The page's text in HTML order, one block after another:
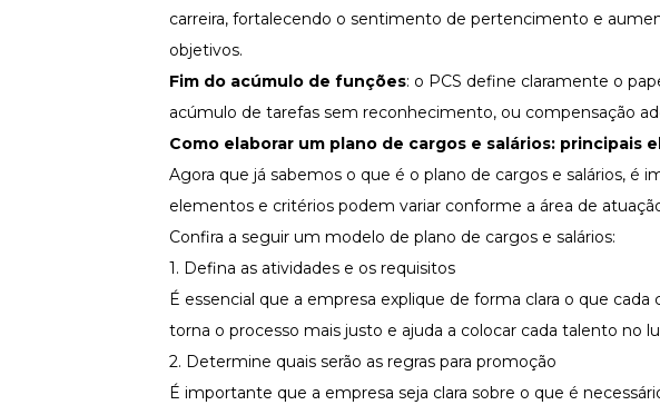
carreira, fortalecendo o sentimento de pertencimento e
objetivos.
Fim do acúmulo de funções: o PCS define claramente o
acúmulo de tarefas sem reconhecimento, ou compensação
Como elaborar um plano de cargos e salários: principais
Agora que já sabemos o que é o plano de cargos e salários, é
elementos e critérios podem variar conforme a área de
Confira a seguir um modelo de plano de cargos e salários:
1. Defina as atividades e os requisitos
É essencial que a empresa explique de forma clara o que
torna o processo mais justo e ajuda a colocar cada talento no
2. Determine quais serão as regras para promoção
É importante que a empresa seja clara sobre o que é